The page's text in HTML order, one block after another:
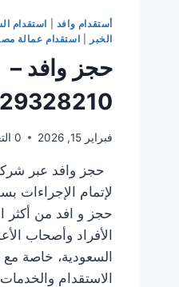
أستقدام وافد استقدام
الخبر
استقدام عمالة
حجز وافد –
فبراير 15, 2026 0 التعليقات
حجز وافد عبر
لإتمام الإجراءات
حجز و افد من أكثر
الأفراد وأصحاب
السعودية، خاصة مع
الاستقدام